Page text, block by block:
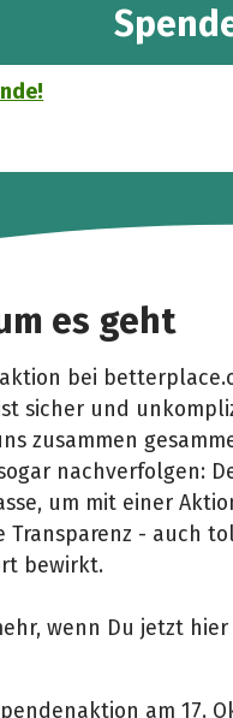
es geht
bei
sicher und
zusammen
nachverfolgen:
um mit einer
- auch
bewirkt.
wenn Du jetzt
am 17.